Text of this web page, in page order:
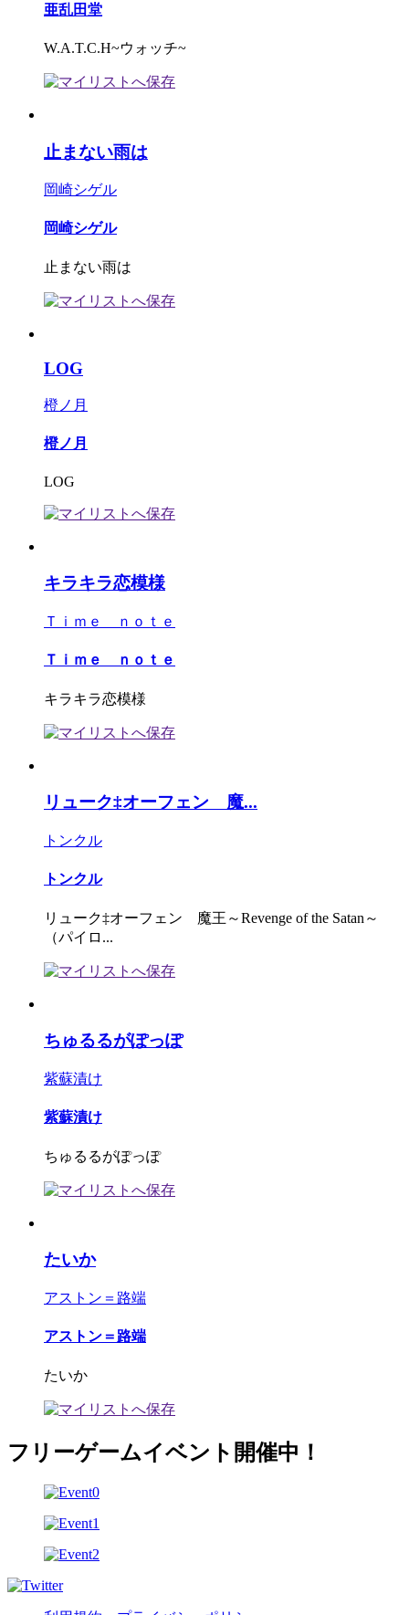
亜乱田堂
W.A.T.C.H~ウォッチ~
止まない雨は
岡崎シゲル
岡崎シゲル
止まない雨は
LOG
橙ノ月
橙ノ月
LOG
キラキラ恋模様
Ｔｉｍｅ ｎｏｔｅ
Ｔｉｍｅ ｎｏｔｅ
キラキラ恋模様
リューク‡オーフェン 魔...
トンクル
トンクル
リューク‡オーフェン 魔王～Revenge of the Satan～
（パイロ...
ちゅるるがぽっぽ
紫蘇漬け
紫蘇漬け
ちゅるるがぽっぽ
たいか
アストン＝路端
アストン＝路端
たいか
フリーゲームイベント開催中！